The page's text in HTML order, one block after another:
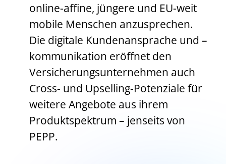
online-affine, jüngere und EU-weit
mobile Menschen anzusprechen.
Die digitale Kundenansprache und –
kommunikation eröffnet den
Versicherungsunternehmen auch
Cross- und Upselling-Potenziale für
weitere Angebote aus ihrem
Produktspektrum – jenseits von
PEPP.